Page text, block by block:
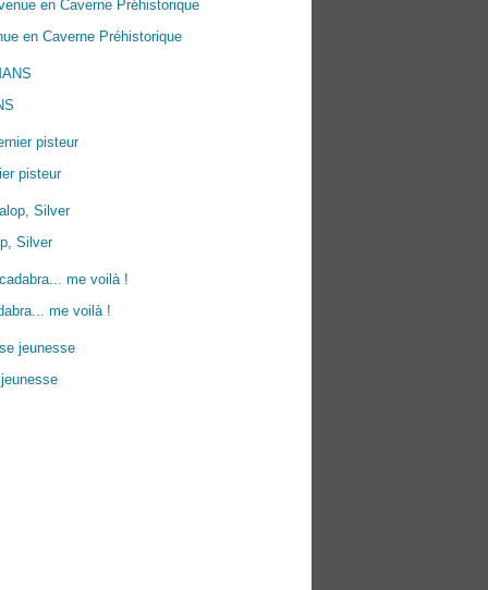
en Caverne Préhistorique
pisteur
Silver
me voilà !